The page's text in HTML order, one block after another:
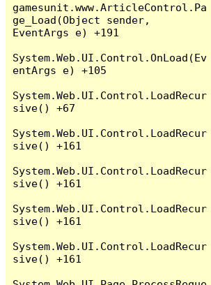
gamesunit.www.ArticleControl.Pa
ge_Load(Object sender,
EventArgs e) +191
System.Web.UI.Control.OnLoad(Ev
entArgs e) +105
System.Web.UI.Control.LoadRecur
sive() +67
System.Web.UI.Control.LoadRecur
sive() +161
System.Web.UI.Control.LoadRecur
sive() +161
System.Web.UI.Control.LoadRecur
sive() +161
System.Web.UI.Control.LoadRecur
sive() +161